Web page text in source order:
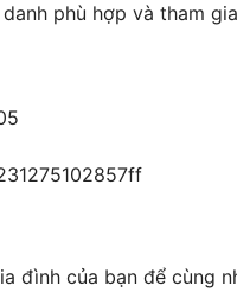
phù hợp và tham
đình của bạn để cùng